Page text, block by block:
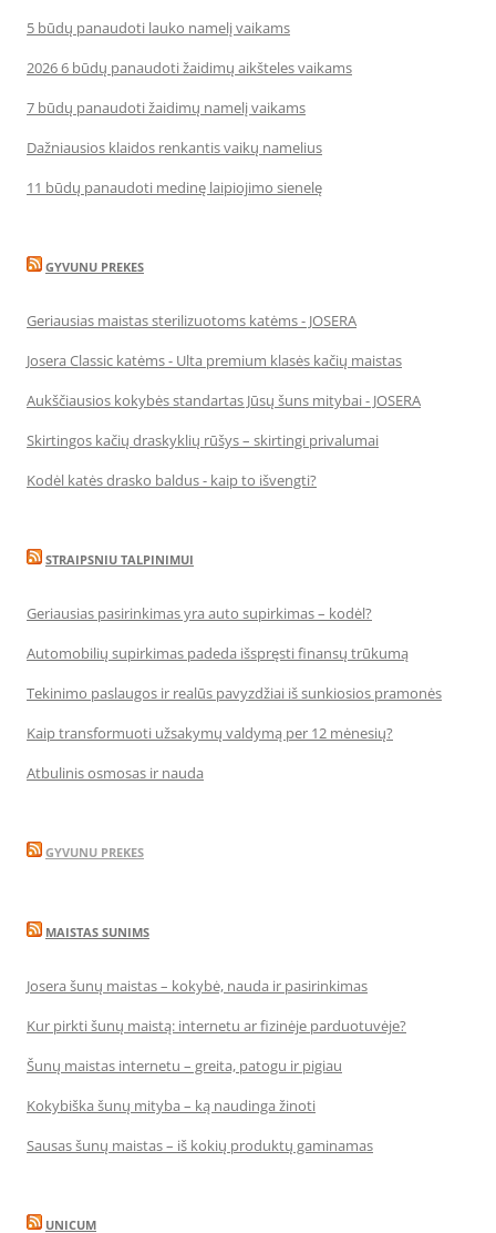
5 būdų panaudoti lauko namelį vaikams
2026 6 būdų panaudoti žaidimų aikšteles vaikams
7 būdų panaudoti žaidimų namelį vaikams
Dažniausios klaidos renkantis vaikų namelius
11 būdų panaudoti medinę laipiojimo sienelę
GYVUNU PREKES
Geriausias maistas sterilizuotoms katėms - JOSERA
Josera Classic katėms - Ulta premium klasės kačių maistas
Aukščiausios kokybės standartas Jūsų šuns mitybai - JOSERA
Skirtingos kačių draskyklių rūšys – skirtingi privalumai
Kodėl katės drasko baldus - kaip to išvengti?
STRAIPSNIU TALPINIMUI
Geriausias pasirinkimas yra auto supirkimas – kodėl?
Automobilių supirkimas padeda išspręsti finansų trūkumą
Tekinimo paslaugos ir realūs pavyzdžiai iš sunkiosios pramonės
Kaip transformuoti užsakymų valdymą per 12 mėnesių?
Atbulinis osmosas ir nauda
GYVUNU PREKES
MAISTAS SUNIMS
Josera šunų maistas – kokybė, nauda ir pasirinkimas
Kur pirkti šunų maistą: internetu ar fizinėje parduotuvėje?
Šunų maistas internetu – greita, patogu ir pigiau
Kokybiška šunų mityba – ką naudinga žinoti
Sausas šunų maistas – iš kokių produktų gaminamas
UNICUM